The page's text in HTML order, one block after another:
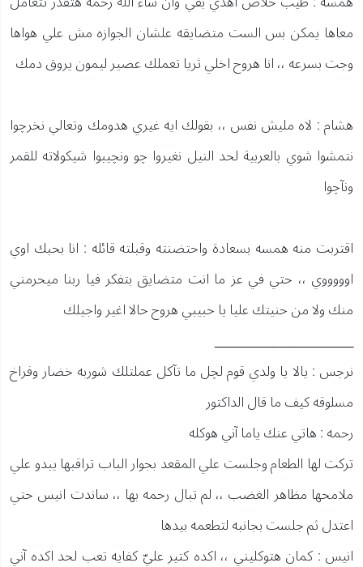
معاها يمكن بس الست متضايقه علشان الجوازه مش علي هواها
وجت بسرعه ،، انا هروح اخلي ثريا تعملك عصير ليمون يروق دمك
هشام : لاه مليش نفس ،، بقولك ايه غيري هدومك وتعالي نخرچوا
نتمشوا شوي بالعربية لحد النيل نغيروا چو ونچيبوا شيكولاته للقمر
ونآچوا
اقتربت منه همسه بسعادة واحتضنته وقبلته قائله : انا بحبك اوي
اوووووي ،، حتي في عز ما انت متضايق بتفكر فيا ربنا ميحرمني
منك ولا من حنيتك عليا يا حبيبي هروح حالا اغير واجيلك
___________________
نرجس : يالا يا ولدي قوم لچل ما تآكل عملتلك شوربه خضار وفراخ
مسلوقه كيف ما قال الداكتور
رحمه : هاتي عنك ياما آني هوكله
تركت لها الطعام وجلست علي المقعد بجوار الباب تراقبها يبدو علي
ملامحها مظاهر الغضب ،، لم تبال رحمه بها ،، ساندت انيس حتي
اعتدل ثم جلست بجانبه لتطعمه بيدها
انيس : كمان هتوكليني ،، اكده كتير عليّ كفايه تعب لحد اكده آني